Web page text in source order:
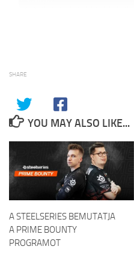
SHARE
YOU MAY ALSO LIKE...
A STEELSERIES BEMUTATJA
A PRIME BOUNTY
PROGRAMOT